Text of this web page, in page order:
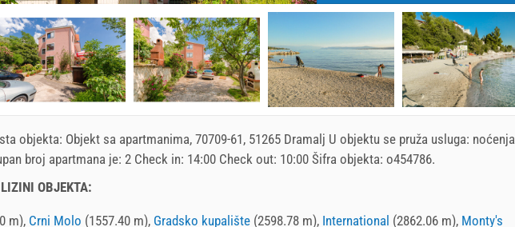
objekta: Objekt sa apartmanima, 70709-61, 51265 Dramalj U objektu se pruža usluga: noćenja
broj apartmana je: 2 Check in: 14:00 Check out: 10:00 Šifra objekta: o454786.
OBJEKTA:
m), Crni Molo (1557.40 m), Gradsko kupalište (2598.78 m), International (2862.06 m), Monty's